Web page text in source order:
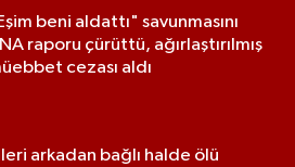
beni aldattı" savunmasını
raporu çürüttü, ağırlaştırılmış
cezası aldı
arkadan bağlı halde ölü